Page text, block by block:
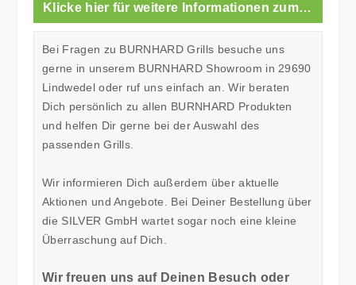
Klicke hier für weitere Informationen zum Showroom.
Bei Fragen zu BURNHARD Grills besuche uns
gerne in unserem BURNHARD Showroom in 29690
Lindwedel oder ruf uns einfach an. Wir beraten
Dich persönlich zu allen BURNHARD Produkten
und helfen Dir gerne bei der Auswahl des
passenden Grills.
Wir informieren Dich außerdem über aktuelle
Aktionen und Angebote. Bei Deiner Bestellung über
die SILVER GmbH wartet sogar noch eine kleine
Überraschung auf Dich.
Wir freuen uns auf Deinen Besuch oder